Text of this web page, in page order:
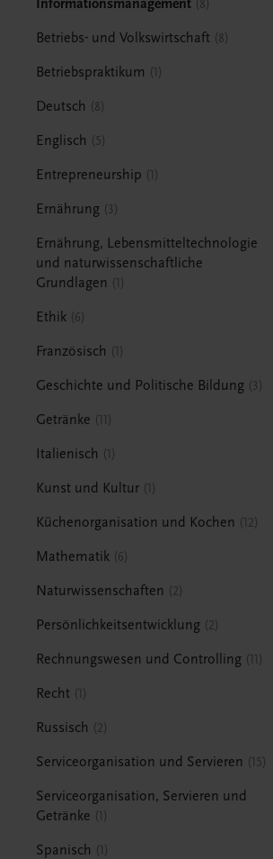
Informationsmanagement 8
Betriebs- und Volkswirtschaft 8
Betriebspraktikum 1
Deutsch 8
Englisch 5
Entrepreneurship 1
Ernährung 3
Ernährung, Lebensmitteltechnologie
und naturwissenschaftliche
Grundlagen
1
Ethik 6
Französisch 1
Geschichte und Politische Bildung 3
Getränke 11
Italienisch 1
Kunst und Kultur 1
Küchenorganisation und Kochen 12
Mathematik 6
Naturwissenschaften 2
Persönlichkeitsentwicklung 2
Rechnungswesen und Controlling 11
Recht 1
Russisch 2
Serviceorganisation und Servieren 15
Serviceorganisation, Servieren und
Getränke
1
Spanisch 1